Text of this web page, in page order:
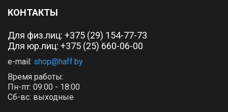
КОНТАКТЫ
Для физ.лиц: +375 (29) 154-77-73
Для юр.лиц: +375 (25) 660-06-00
e-mail: shop@haff.by
Время работы:
Пн-пт: 09:00 - 18:00
Сб-вс: выходные